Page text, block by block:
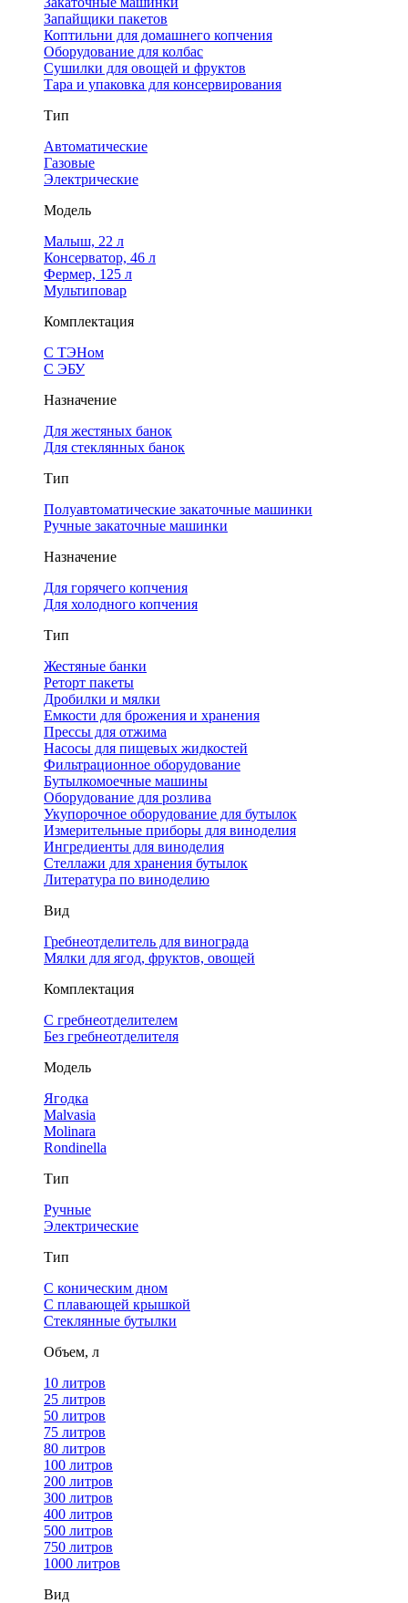
Запайщики пакетов
Коптильни для домашнего копчения
Оборудование для колбас
Сушилки для овощей и фруктов
Тара и упаковка для консервирования
Тип
Автоматические
Газовые
Электрические
Модель
Малыш, 22 л
Консерватор, 46 л
Фермер, 125 л
Мультиповар
Комплектация
С ТЭНом
С ЭБУ
Назначение
Для жестяных банок
Для стеклянных банок
Тип
Полуавтоматические закаточные машинки
Ручные закаточные машинки
Назначение
Для горячего копчения
Для холодного копчения
Тип
Жестяные банки
Реторт пакеты
Дробилки и мялки
Емкости для брожения и хранения
Прессы для отжима
Насосы для пищевых жидкостей
Фильтрационное оборудование
Бутылкомоечные машины
Оборудование для розлива
Укупорочное оборудование для бутылок
Измерительные приборы для виноделия
Ингредиенты для виноделия
Стеллажи для хранения бутылок
Литература по виноделию
Вид
Гребнеотделитель для винограда
Мялки для ягод, фруктов, овощей
Комплектация
С гребнеотделителем
Без гребнеотделителя
Модель
Ягодка
Malvasia
Molinara
Rondinella
Тип
Ручные
Электрические
Тип
С коническим дном
С плавающей крышкой
Стеклянные бутылки
Объем, л
10 литров
25 литров
50 литров
75 литров
80 литров
100 литров
200 литров
300 литров
400 литров
500 литров
750 литров
1000 литров
Вид